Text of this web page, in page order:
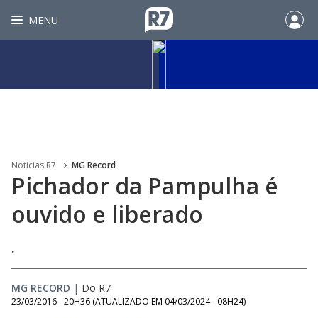
MENU
Noticias R7 MG Record
Pichador da Pampulha é
ouvido e liberado
.
MG RECORD | Do R7
23/03/2016 - 20H36 (ATUALIZADO EM 04/03/2024 - 08H24)